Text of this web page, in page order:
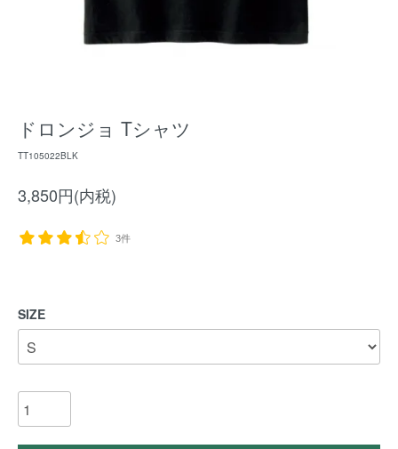
ドロンジョ Tシャツ
TT105022BLK
3,850円(内税)
3件
SIZE